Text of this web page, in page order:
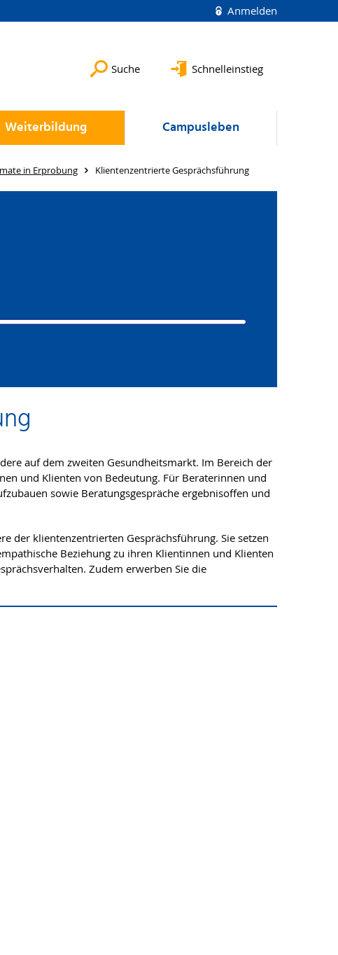
Anmelden
Suche Schnelleinstieg
Weiterbildung Campusleben
in Erprobung Klientenzentrierte Gesprächsführung
auf dem zweiten Gesundheitsmarkt. Im Bereich der
und Klienten von Bedeutung. Für Beraterinnen und
sowie Beratungsgespräche ergebnisoffen und
der klientenzentrierten Gesprächsführung. Sie setzen
Beziehung zu ihren Klientinnen und Klienten
Zudem erwerben Sie die